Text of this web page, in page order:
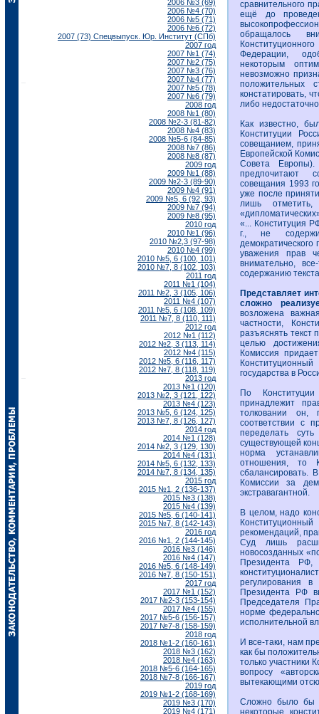
2006 №3 (69)
2006 №4 (70)
2006 №5 (71)
2006 №6 (72)
2007 (73) Спецвыпуск. Юр. Институт (СПб)
2007 год
2007 №1 (74)
2007 №2 (75)
2007 №3 (76)
2007 №4 (77)
2007 №5 (78)
2007 №6 (79)
2008 год
2008 №1 (80)
2008 №2-3 (81-82)
2008 №4 (83)
2008 №5-6 (84-85)
2008 №7 (86)
2008 №8 (87)
2009 год
2009 №1 (88)
2009 №2-3 (89-90)
2009 №4 (91)
2009 №5, 6 (92, 93)
2009 №7 (94)
2009 №8 (95)
2010 год
2010 №1 (96)
2010 №2,3 (97-98)
2010 №4 (99)
2010 №5, 6 (100, 101)
2010 №7, 8 (102, 103)
2011 год
2011 №1 (104)
2011 №2, 3 (105, 106)
2011 №4 (107)
2011 №5, 6 (108, 109)
2011 №7, 8 (110, 111)
2012 год
2012 №1 (112)
2012 №2, 3 (113, 114)
2012 №4 (115)
2012 №5, 6 (116, 117)
2012 №7, 8 (118, 119)
2013 год
2013 №1 (120)
2013 №2, 3 (121, 122)
2013 №4 (123)
2013 №5, 6 (124, 125)
2013 №7, 8 (126, 127)
2014 год
2014 №1 (128)
2014 №2, 3 (129, 130)
2014 №4 (131)
2014 №5, 6 (132, 133)
2014 №7, 8 (134, 135)
2015 год
2015 №1, 2 (136-137)
2015 №3 (138)
2015 №4 (139)
2015 №5, 6 (140-141)
2015 №7, 8 (142-143)
2016 год
2016 №1, 2 (144-145)
2016 №3 (146)
2016 №4 (147)
2016 №5, 6 (148-149)
2016 №7, 8 (150-151)
2017 год
2017 №1 (152)
2017 №2-3 (153-154)
2017 №4 (155)
2017 №5-6 (156-157)
2017 №7-8 (158-159)
2018 год
2018 №1-2 (160-161)
2018 №3 (162)
2018 №4 (163)
2018 №5-6 (164-165)
2018 №7-8 (166-167)
2019 год
2019 №1-2 (168-169)
2019 №3 (170)
2019 №4 (171)
сравнительного
ещё до
обращалось
Федерации,
некоторым
невозможно
положительных
констатировать,
либо
Как известно,
Конституции
совещанием,
Европейской
Совета
предпочитают
совещания 1993
уже после
лишь
«... Конституция
г., не
уважения прав
внимательно,
содержанию
Представляет
сложно
возложена
частности,
разъяснять текст
целью
Комиссия
государства в
По
принадлежит
толковании
соответствии с
переделать
существующей
норма
отношения, то
сбалансировать.
Комиссии за
экстравагантной.
В целом, надо
рекомендаций,
Суд лишь
новосозданных
Президента РФ,
регулирования
Президента РФ
Председателя
норме
исполнительной
И все-таки, нам
как бы
только участники
вопросу
вытекающими
Сложно было бы
некоторые